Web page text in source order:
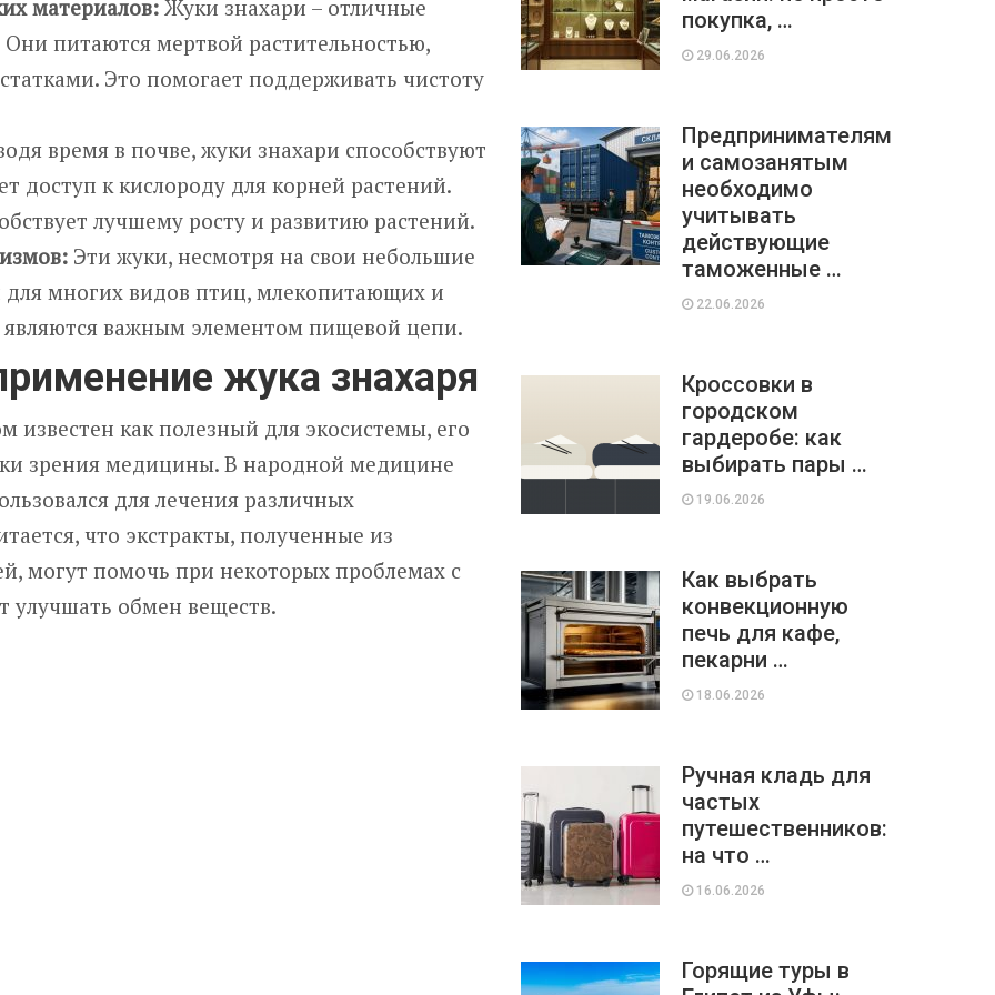
материалов: Жуки знахари – отличные
питаются мертвой растительностью,
Это помогает поддерживать чистоту
время в почве, жуки знахари способствуют
доступ к кислороду для корней растений.
лучшему росту и развитию растений.
Эти жуки, несмотря на свои небольшие
многих видов птиц, млекопитающих и
важным элементом пищевой цепи.
жука знахаря
известен как полезный для экосистемы, его
зрения медицины. В народной медицине
для лечения различных
что экстракты, полученные из
могут помочь при некоторых проблемах с
улучшать обмен веществ.
покупка, …
29.06.2026
Предпринимателям
и самозанятым
необходимо
учитывать
действующие
таможенные …
22.06.2026
Кроссовки в
городском
гардеробе: как
выбирать пары …
19.06.2026
Как выбрать
конвекционную
печь для кафе,
пекарни …
18.06.2026
Ручная кладь для
частых
путешественников:
на что …
16.06.2026
Горящие туры в